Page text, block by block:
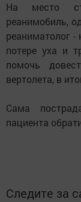
На место
реанимобиль,
реаниматолог
потере уха и
помочь
вертолета, в
Сама
пациента
Следите за